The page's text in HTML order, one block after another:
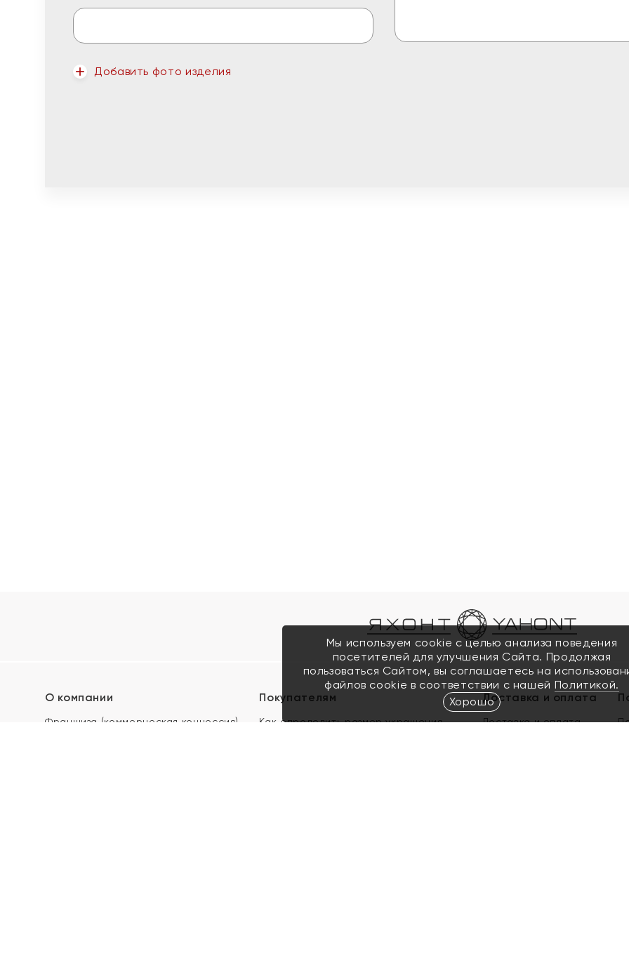
Добавить фото изделия
О компании
Франшиза (коммерческая концессия)
Покупателям
Как определить размер украшения
Доставка и оплата
Доставка и оплата
Мы используем cookie с целью анализа поведения
посетителей для улучшения Сайта. Продолжая
пользоваться Сайтом, вы соглашаетесь на
файлов cookie в соответствии с нашей Политикой.
Хорошо